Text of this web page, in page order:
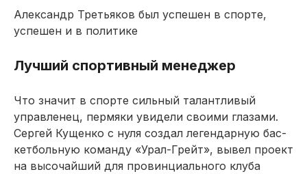
Александр Третьяков был успешен в спорте,
успешен и в политике
Лучший спортивный менеджер
Что значит в спорте сильный талантливый
управленец, пермяки увидели своими глазами.
Сергей Кущенко с нуля создал легендарную бас­
кетбольную команду «Урал-Грейт», вывел проект
на высочайший для провинциального клуба